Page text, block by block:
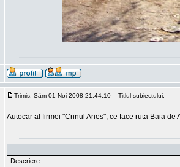
Trimis: Sâm 01 Noi 2008 21:44:10 Titlul subiectului:
Autocar al firmei "Crinul Aries", ce face ruta Baia
Descriere: